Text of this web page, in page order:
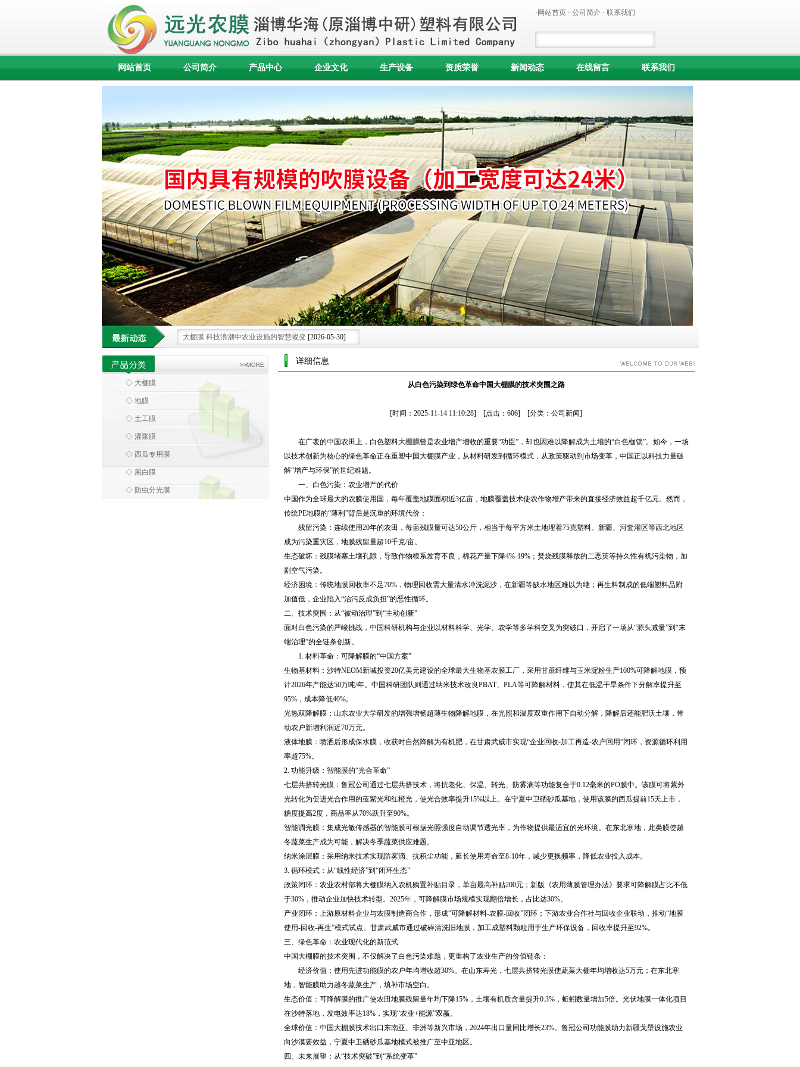
· 网站首页· 公司简介· 联系我们
网站首页 公司简介 产品中心 企业文化 生产设备 资质荣誉 新闻动态 在线留言 联系我们
大棚膜 科技浪潮中农业设施的智慧蜕变[2026-05-30]
环保大棚膜 引领农业走向绿色可持续新未来.
大棚膜 绿色革命下的农业可持续发展膜范[2026-07-15]
科技领航 大棚膜为农业发展注入创新膜力
借科技之力 大棚膜重塑现代农业种植新格局.
◇ 大棚膜
◇ 地膜
◇ 土工膜
◇ 灌浆膜
◇ 西瓜专用膜
◇ 黑白膜
◇ 防虫分光膜
详细信息
从白色污染到绿色革命中国大棚膜的技术突围之路
[时间：2025-11-14 11:10:28] [点击：606] [分类：公司新闻]
在广袤的中国农田上，白色塑料大棚膜曾是农业增产增收的重要“功臣”，却也因难以降解成为土壤的“白色枷锁”。如今，一场
以技术创新为核心的绿色革命正在重塑中国大棚膜产业，从材料研发到循环模式，从政策驱动到市场变革，中国正以科技力量破
解“增产与环保”的世纪难题。
一、白色污染：农业增产的代价
中国作为全球最大的农膜使用国，每年覆盖地膜面积近3亿亩，地膜覆盖技术使农作物增产带来的直接经济效益超千亿元。然而，
传统PE地膜的“薄利”背后是沉重的环境代价：
残留污染：连续使用20年的农田，每亩残膜量可达50公斤，相当于每平方米土地埋着75克塑料。新疆、河套灌区等西北地区
成为污染重灾区，地膜残留量超10千克/亩。
生态破坏：残膜堵塞土壤孔隙，导致作物根系发育不良，棉花产量下降4%-19%；焚烧残膜释放的二恶英等持久性有机污染物，加
剧空气污染。
经济困境：传统地膜回收率不足70%，物理回收需大量清水冲洗泥沙，在新疆等缺水地区难以为继；再生料制成的低端塑料品附
加值低，企业陷入“治污反成负担”的恶性循环。
二、技术突围：从“被动治理”到“主动创新”
面对白色污染的严峻挑战，中国科研机构与企业以材料科学、光学、农学等多学科交叉为突破口，开启了一场从“源头减量”到“末
端治理”的全链条创新。
1. 材料革命：可降解膜的“中国方案”
生物基材料：沙特NEOM新城投资20亿美元建设的全球最大生物基农膜工厂，采用甘蔗纤维与玉米淀粉生产100%可降解地膜，预
计2026年产能达50万吨/年。中国科研团队则通过纳米技术改良PBAT、PLA等可降解材料，使其在低温干旱条件下分解率提升至
95%，成本降低40%。
光热双降解膜：山东农业大学研发的增强增韧超薄生物降解地膜，在光照和温度双重作用下自动分解，降解后还能肥沃土壤，带
动农户新增利润近70万元。
液体地膜：喷洒后形成保水膜，收获时自然降解为有机肥，在甘肃武威市实现“企业回收-加工再造-农户回用”闭环，资源循环利用
率超75%。
2. 功能升级：智能膜的“光合革命”
七层共挤转光膜：鲁冠公司通过七层共挤技术，将抗老化、保温、转光、防雾滴等功能复合于0.12毫米的PO膜中。该膜可将紫外
光转化为促进光合作用的蓝紫光和红橙光，使光合效率提升15%以上。在宁夏中卫硒砂瓜基地，使用该膜的西瓜提前15天上市，
糖度提高2度，商品率从70%跃升至90%。
智能调光膜：集成光敏传感器的智能膜可根据光照强度自动调节透光率，为作物提供最适宜的光环境。在东北寒地，此类膜使越
冬蔬菜生产成为可能，解决冬季蔬菜供应难题。
纳米涂层膜：采用纳米技术实现防雾滴、抗积尘功能，延长使用寿命至8-10年，减少更换频率，降低农业投入成本。
3. 循环模式：从“线性经济”到“闭环生态”
政策闭环：农业农村部将大棚膜纳入农机购置补贴目录，单亩最高补贴200元；新版《农用薄膜管理办法》要求可降解膜占比不低
于30%，推动企业加快技术转型。2025年，可降解膜市场规模实现翻倍增长，占比达30%。
产业闭环：上游原材料企业与农膜制造商合作，形成“可降解材料-农膜-回收”闭环；下游农业合作社与回收企业联动，推动“地膜
使用-回收-再生”模式试点。甘肃武威市通过破碎清洗旧地膜，加工成塑料颗粒用于生产环保设备，回收率提升至92%。
三、绿色革命：农业现代化的新范式
中国大棚膜的技术突围，不仅解决了白色污染难题，更重构了农业生产的价值链条：
经济价值：使用先进功能膜的农户年均增收超30%。在山东寿光，七层共挤转光膜使蔬菜大棚年均增收达5万元；在东北寒
地，智能膜助力越冬蔬菜生产，填补市场空白。
生态价值：可降解膜的推广使农田地膜残留量年均下降15%，土壤有机质含量提升0.3%，蚯蚓数量增加5倍。光伏地膜一体化项目
在沙特落地，发电效率达18%，实现“农业+能源”双赢。
全球价值：中国大棚膜技术出口东南亚、非洲等新兴市场，2024年出口量同比增长23%。鲁冠公司功能膜助力新疆戈壁设施农业
向沙漠要效益，宁夏中卫硒砂瓜基地模式被推广至中亚地区。
四、未来展望：从“技术突破”到“系统变革”